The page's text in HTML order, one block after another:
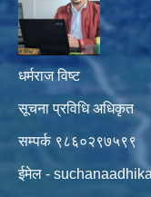
धर्मराज विष्ट
सूचना प्रविधि अधिकृत
सम्पर्क ९८६०२९७५९९
ईमेल -